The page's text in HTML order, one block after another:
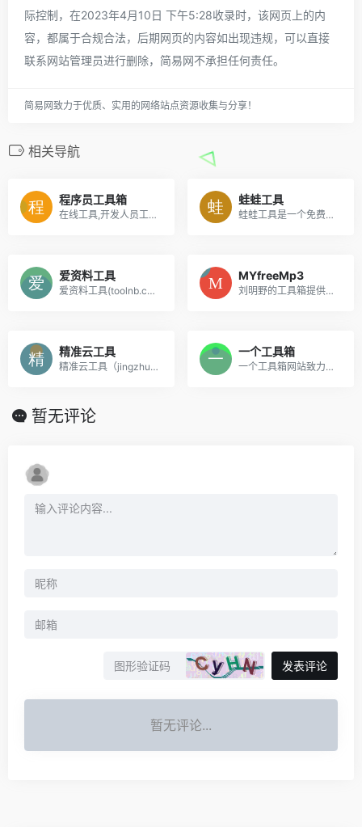
际控制，在2023年4月10日 下午5:28收录时，该网页上的内
容，都属于合规合法，后期网页的内容如出现违规，可以直接
联系网站管理员进行删除，简易网不承担任何责任。
简易网致力于优质、实用的网络站点资源收集与分享！
相关导航
程序员工具箱
在线工具,开发人员工具,代码格式化、压缩、加密、解密,下载链接转换,json格式化,正则测试工具,favicon在线制作,字帖工具,中文简繁体转换,迅雷下载链接转换,进制转换,二维码,照片压缩,pdf合并
蛙蛙工具
蛙蛙工具是一个免费便捷在线工具网站，提供语言工具、文本工具、转换工具、编码解码、站长工具等便利的在线工具服务，是你生活和工作学习的好帮手。
爱资料工具
爱资料工具(toolnb.com),为开发运维提供全面的在线工具箱,已开发工具400款,包含开发工具,运维工具,常用工具,SEO站长工具等,是好用,方便的在线工具网站.
MYfreeMp3
刘明野的工具箱提供好用、易用的工具，还在不断添加中，欢迎访问！
精准云工具
精准云工具（jingzhunyun.com）是一个在线工具导航网，网站收集的工具有在线运行代码，二进制转十进制，时间戳，javascript工具，css工具，php工具，html工具，正则测试工具，在线工具,开发人员工具,代码格式化、压缩、加密、解密,下载链接转换,sql工具,正则测试具,favicon在线制作,ruby工具,中文简繁体转换,迅雷下载链接转换,程序猿的在线工具等等
一个工具箱
一个工具箱网站致力于为您打造一个好用便捷的在线工具箱，无需注册和下载安装即可免费使用各种在线工具，囊括了视频音频、加密解密、文字编辑、编程开发、单位换算、日期时间、图形图像、金融服务、日常生活、查询服务等诸多种类的在线工具。
暂无评论
发表评论
暂无评论...